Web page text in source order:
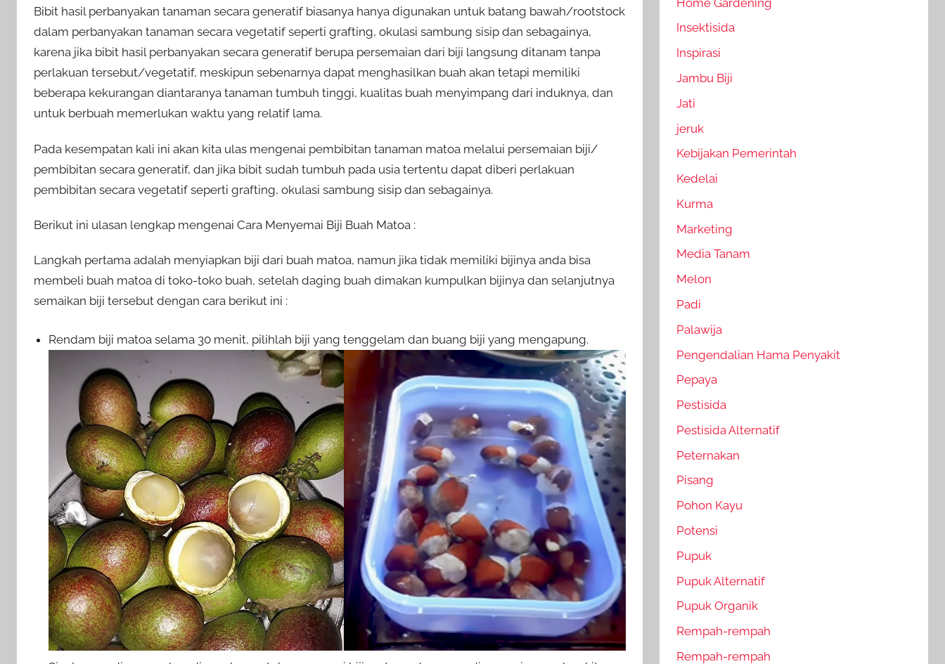
Bibit hasil perbanyakan tanaman secara generatif biasanya hanya digunakan untuk batang bawah/rootstock
dalam perbanyakan tanaman secara vegetatif seperti grafting, okulasi sambung sisip dan sebagainya,
karena jika bibit hasil perbanyakan secara generatif berupa persemaian dari biji langsung ditanam tanpa
perlakuan tersebut/vegetatif, meskipun sebenarnya dapat menghasilkan buah akan tetapi memiliki
beberapa kekurangan diantaranya tanaman tumbuh tinggi, kualitas buah menyimpang dari induknya, dan
untuk berbuah memerlukan waktu yang relatif lama.
Pada kesempatan kali ini akan kita ulas mengenai pembibitan tanaman matoa melalui persemaian biji/
pembibitan secara generatif, dan jika bibit sudah tumbuh pada usia tertentu dapat diberi perlakuan
pembibitan secara vegetatif seperti grafting, okulasi sambung sisip dan sebagainya.
Berikut ini ulasan lengkap mengenai Cara Menyemai Biji Buah Matoa :
Langkah pertama adalah menyiapkan biji dari buah matoa, namun jika tidak memiliki bijinya anda bisa
membeli buah matoa di toko-toko buah, setelah daging buah dimakan kumpulkan bijinya dan selanjutnya
semaikan biji tersebut dengan cara berikut ini :
Rendam biji matoa selama 30 menit, pilihlah biji yang tenggelam dan buang biji yang mengapung.
Insektisida
Inspirasi
Jambu Biji
Jati
jeruk
Kebijakan Pemerintah
Kedelai
Kurma
Marketing
Media Tanam
Melon
Padi
Palawija
Pengendalian Hama Penyakit
Pepaya
Pestisida
Pestisida Alternatif
Peternakan
Pisang
Pohon Kayu
Potensi
Pupuk
Pupuk Alternatif
Pupuk Organik
Rempah-rempah
Rempah-rempah